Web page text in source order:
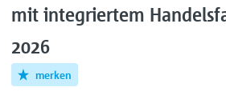
mit integriertem
2026
merken